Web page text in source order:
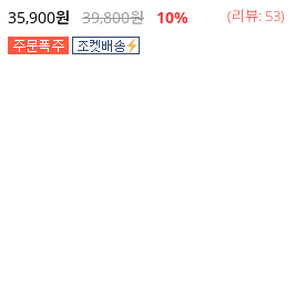
35,900원 39,800원 10% (리뷰: 53)